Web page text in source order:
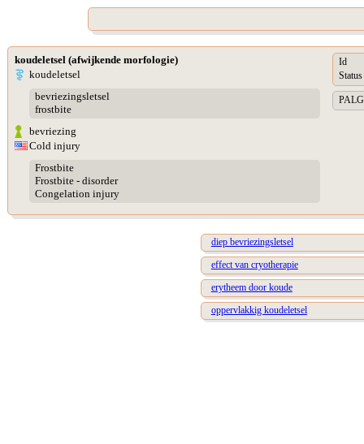
koudeletsel (afwijkende morfologie)
koudeletsel
bevriezingsletsel
frostbite
bevriezing
Cold injury
Frostbite
Frostbite - disorder
Congelation injury
Id
Status
diep bevriezingsletsel
effect van cryotherapie
erytheem door koude
oppervlakkig koudeletsel